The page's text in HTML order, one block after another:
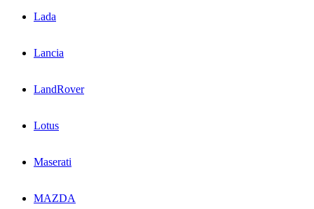
Lada
Lancia
LandRover
Lotus
Maserati
MAZDA